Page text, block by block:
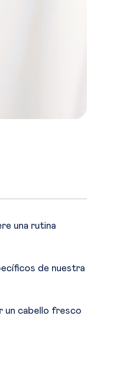
una rutina
de nuestra
un cabello fresco